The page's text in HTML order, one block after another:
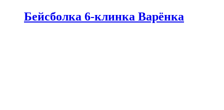
Бейсболка 6-клинка Варёнка